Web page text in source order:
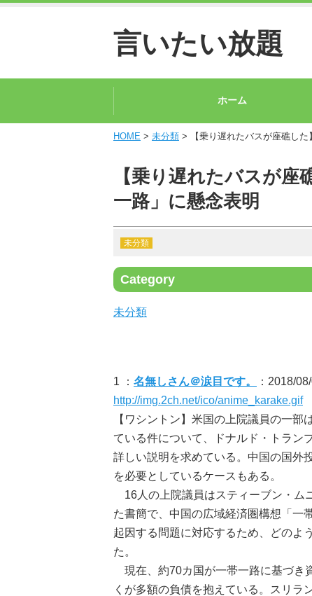
言いたい放題
ホーム
HOME > 未分類 > 【乗り遅れたバスが座礁し
【乗り遅れたバスが座
一路」に懸念表明
未分類
Category
未分類
1 ： 名無しさん＠涙目です。 ：2018/
http://img.2ch.net/ico/anime_karake.gif
【ワシントン】米国の上院議員の一
ている件について、ドナルド・トラン
詳しい説明を求めている。中国の国外
を必要としているケースもある。
16人の上院議員はスティーブン・ム
た書簡で、中国の広域経済圏構想「一
起因する問題に対応するため、どのよ
た。
現在、約70カ国が一帯一路に基づき
くが多額の負債を抱えている。スリラ